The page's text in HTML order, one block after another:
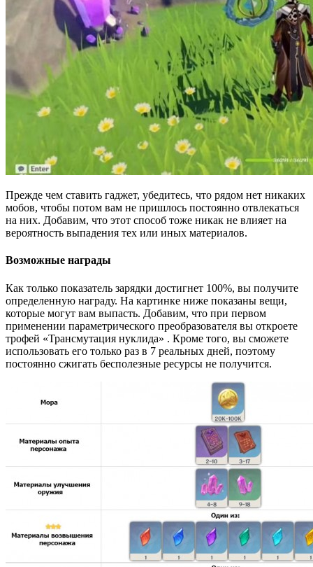
Прежде чем ставить гаджет, убедитесь, что рядом нет никаких
мобов, чтобы потом вам не пришлось постоянно отвлекаться
на них. Добавим, что этот способ тоже никак не влияет на
вероятность выпадения тех или иных материалов.
Возможные награды
Как только показатель зарядки достигнет 100%, вы получите
определенную награду. На картинке ниже показаны вещи,
которые могут вам выпасть. Добавим, что при первом
применении параметрического преобразователя вы откроете
трофей «Трансмутация нуклида» . Кроме того, вы сможете
использовать его только раз в 7 реальных дней, поэтому
постоянно сжигать бесполезные ресурсы не получится.